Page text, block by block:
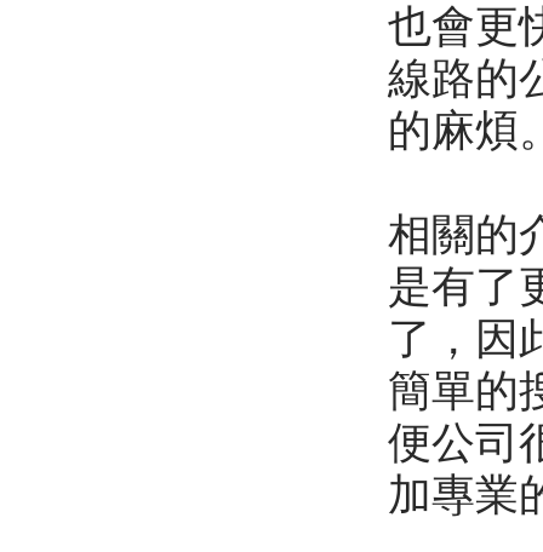
也會更
線路的
的麻煩
相關的
是有了
了，因
簡單的
便公司
加專業